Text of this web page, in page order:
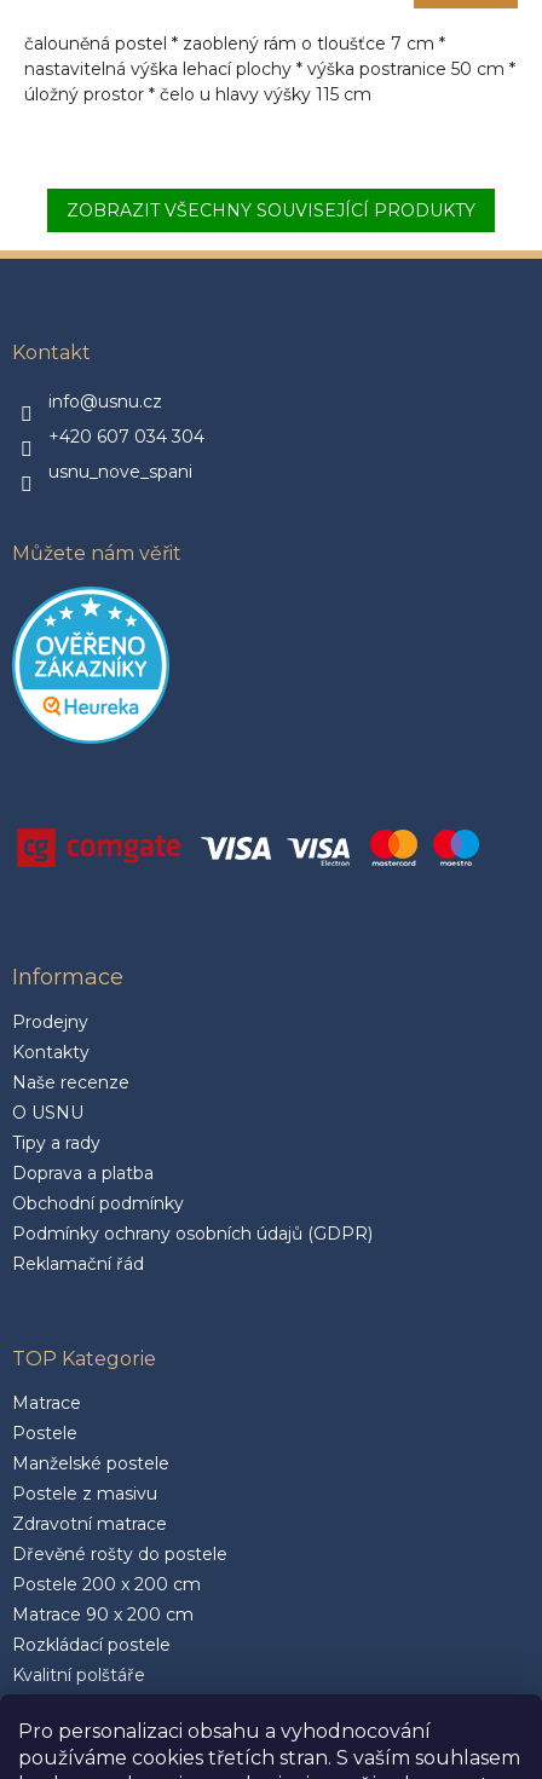
Pro personalizaci obsahu a vyhodnocování
používáme cookies třetích stran. S vaším souhlasem
čalouněná postel * zaoblený rám o tloušťce 7 cm *
nastavitelná výška lehací plochy * výška postranice 50 cm *
úložný prostor * čelo u hlavy výšky 115 cm
ZOBRAZIT VŠECHNY SOUVISEJÍCÍ PRODUKTY
Kontakt
info@usnu.cz
+420 607 034 304
usnu_nove_spani
Můžete nám věřit
Informace
Prodejny
Kontakty
Naše recenze
O USNU
Tipy a rady
Doprava a platba
Obchodní podmínky
Podmínky ochrany osobních údajů (GDPR)
Reklamační řád
TOP Kategorie
Matrace
Postele
Manželské postele
Postele z masivu
Zdravotní matrace
Dřevěné rošty do postele
Postele 200 x 200 cm
Matrace 90 x 200 cm
Rozkládací postele
Kvalitní polštáře